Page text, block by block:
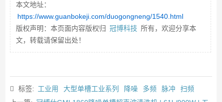
本文地址：
https://www.guanbokeji.com/duogongneng/1540.html
版权声明：本页面内容版权归 冠博科技 所有，欢迎分享本
文，转载请保留出处！
标签: 工业用 大型单槽工业系列 降噪 多频 脉冲
扫频